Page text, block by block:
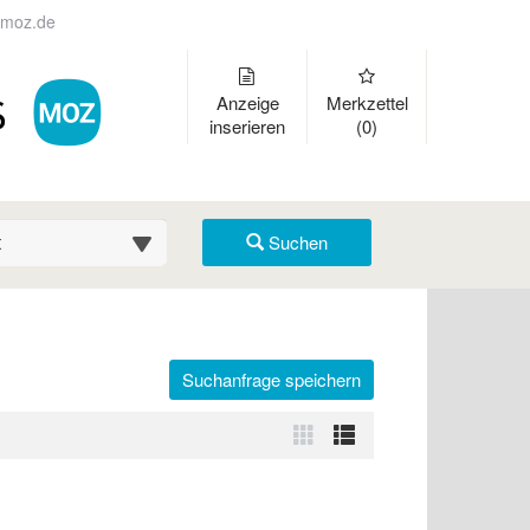
moz.de
Anzeige
inserieren
Merkzettel
(0)
(km) Suchen
und Links zu öffnen. Mit Pfeil rechts klappen
Suchanfrage speichern
Zur
Zur